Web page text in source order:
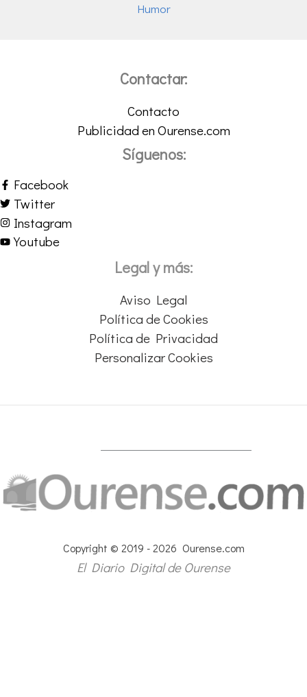
Humor
Contactar:
Contacto
Publicidad en Ourense.com
Síguenos:
Facebook
Twitter
Instagram
Youtube
Legal y más:
Aviso Legal
Política de Cookies
Política de Privacidad
Personalizar Cookies
Copyright © 2019 - 2026 Ourense.com
El Diario Digital de Ourense